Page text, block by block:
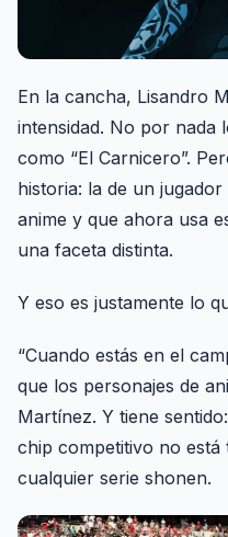
En la cancha, Lisandro
intensidad. No por nada
como “El Carnicero”.
historia: la de un
anime y que ahora usa
una faceta distinta.
Y eso es justamente lo
“Cuando estás en el
que los personajes de
Martínez. Y tiene
chip competitivo no está
cualquier serie shonen.